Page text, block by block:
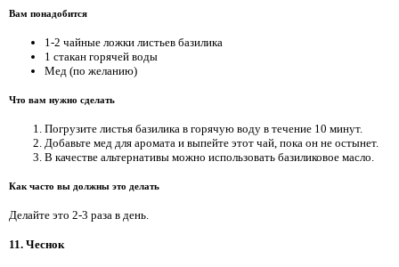
Вам понадобится
1-2 чайные ложки листьев базилика
1 стакан горячей воды
Мед (по желанию)
Что вам нужно сделать
Погрузите листья базилика в горячую воду в течение 10 минут.
Добавьте мед для аромата и выпейте этот чай, пока он не остынет.
В качестве альтернативы можно использовать базиликовое масло.
Как часто вы должны это делать
Делайте это 2-3 раза в день.
11. Чеснок